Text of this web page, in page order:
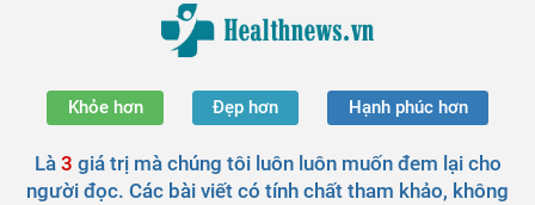
Khỏe hơn Đẹp hơn Hạnh phúc hơn
Là 3 giá trị mà chúng tôi luôn luôn muốn đem lại cho
người đọc. Các bài viết có tính chất tham khảo, không